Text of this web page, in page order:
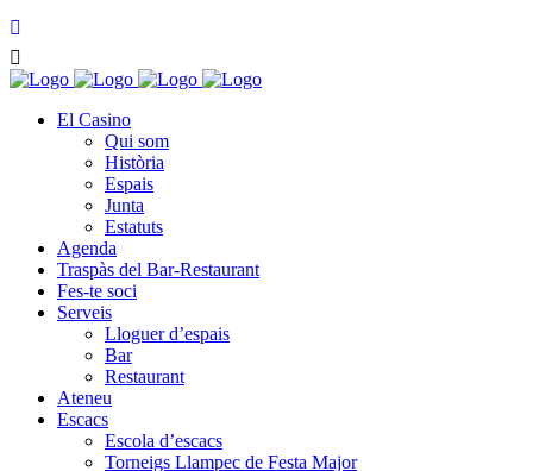
El Casino
Qui som
Història
Espais
Junta
Estatuts
Agenda
Traspàs del Bar-Restaurant
Fes-te soci
Serveis
Lloguer d’espais
Bar
Restaurant
Ateneu
Escacs
Escola d’escacs
Torneigs Llampec de Festa Major